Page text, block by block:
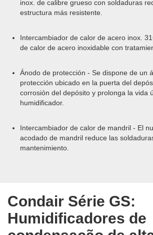
inox. de calibre grueso con soldaduras
estructura más resistente.
Intercambiador de calor de acero inox.
de calor de acero inoxidable con
Ánodo de protección - Se dispone de un
protección ubicado en la puerta del
corrosión del depósito y prolonga la vida
humidificador.
Intercambiador de calor de mandril - El
acodado de mandril reduce las
mantenimiento.
Condair Série GS:
Humidificadores de